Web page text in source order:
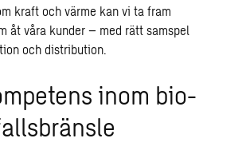
kraft och värme kan vi ta fram
åt våra kunder – med rätt samspel
och distribution.
inom bio-